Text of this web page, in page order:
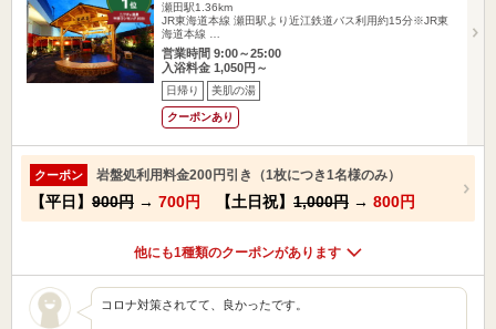
瀬田駅1.36km
JR東海道本線 瀬田駅より近江鉄道バス利用約15分※JR東
海道本線 …
営業時間 9:00～25:00
入浴料金 1,050円～
日帰り 美肌の湯
クーポンあり
クーポン 岩盤処利用料金200円引き（1枚につき1名様のみ）
【平日】 900円 → 700円 【土日祝】 1,000円 → 800円
他にも1種類のクーポンがあります
コロナ対策されてて、良かったです。